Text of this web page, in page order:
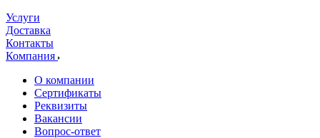
Услуги
Доставка
Контакты
Компания
О компании
Сертификаты
Реквизиты
Вакансии
Вопрос-ответ